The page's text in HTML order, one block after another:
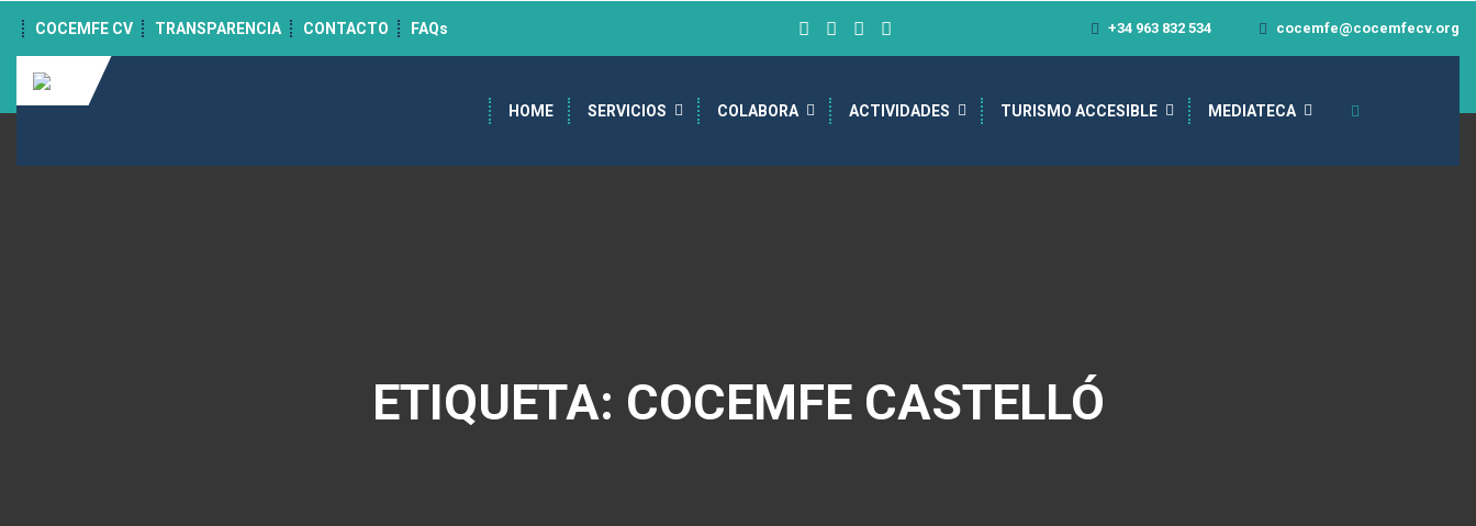
COCEMFE CV
TRANSPARENCIA CONTACTO FAQs +34 963 832 534 cocemfe@cocemfecv.org
HOME SERVICIOS COLABORA ACTIVIDADES TURISMO ACCESIBLE MEDIATECA
ETIQUETA: COCEMFE CASTELLÓ